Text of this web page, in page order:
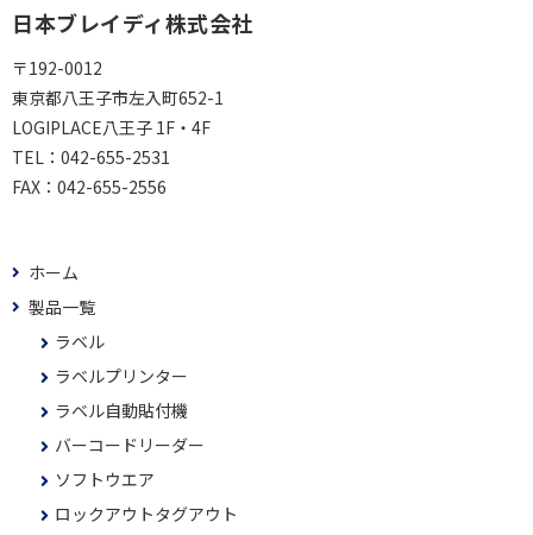
日本ブレイディ株式会社
〒192-0012
東京都八王子市左入町652-1
LOGIPLACE八王子 1F・4F
TEL： 042-655-2531
FAX： 042-655-2556
ホーム
製品一覧
ラベル
ラベルプリンター
ラベル自動貼付機
バーコードリーダー
ソフトウエア
ロックアウトタグアウト